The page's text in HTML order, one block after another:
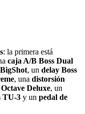
: la primera está
caja A/B Boss Dual
, un delay Boss
, una distorsión
Deluxe, un
TU-3 y un pedal de